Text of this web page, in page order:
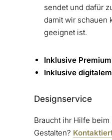
sendet und dafür
damit wir schauen
geeignet ist.
Inklusive
Inklusive
Designservice
Braucht ihr Hilfe beim
Gestalten?